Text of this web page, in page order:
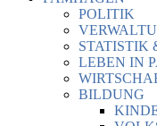
POLITIK
STATISTIK
LEBEN IN
BILDUNG